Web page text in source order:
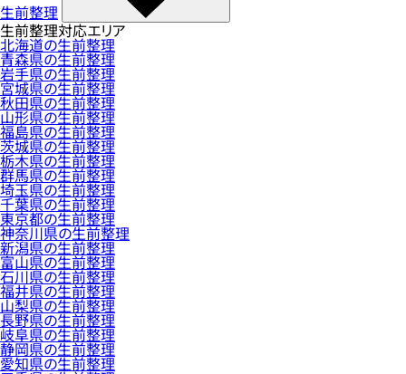
生前整理
生前整理対応エリア
北海道の生前整理
青森県の生前整理
岩手県の生前整理
宮城県の生前整理
秋田県の生前整理
山形県の生前整理
福島県の生前整理
茨城県の生前整理
栃木県の生前整理
群馬県の生前整理
埼玉県の生前整理
千葉県の生前整理
東京都の生前整理
神奈川県の生前整理
新潟県の生前整理
富山県の生前整理
石川県の生前整理
福井県の生前整理
山梨県の生前整理
長野県の生前整理
岐阜県の生前整理
静岡県の生前整理
愛知県の生前整理